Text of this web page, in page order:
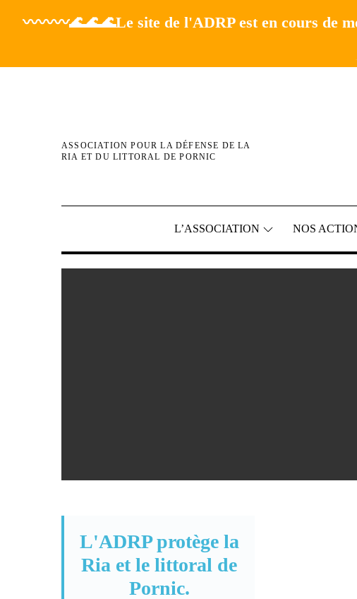
〰️〰️〰️🌊🌊🌊Le site de l'ADRP est en cours de
ASSOCIATION POUR LA DÉFENSE DE LA
RIA ET DU LITTORAL DE PORNIC
L’ASSOCIATION NOS
L'ADRP protège la
Ria et le littoral de
Pornic.